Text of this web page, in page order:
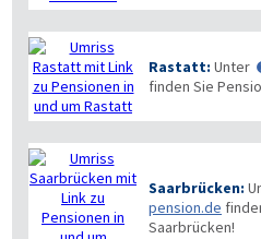
Rastatt: Unter
finden Sie
Saarbrücken:
pension.de
Saarbrücken!